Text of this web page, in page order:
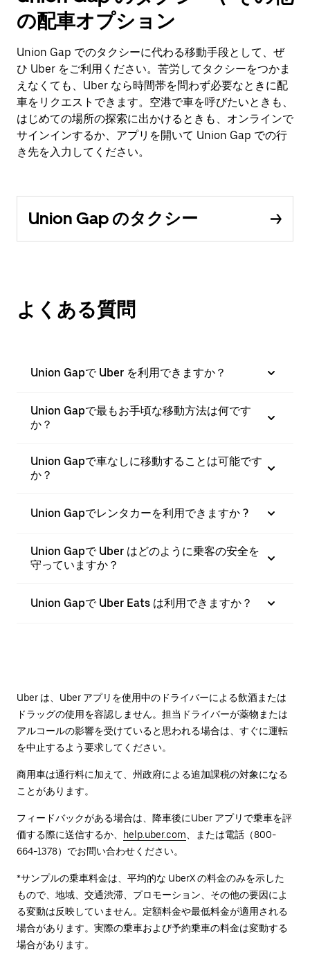
の配車オプション
Union Gap でのタクシーに代わる移動手段として、ぜ
ひ Uber をご利用ください。苦労してタクシーをつかま
えなくても、Uber なら時間帯を問わず必要なときに配
車をリクエストできます。空港で車を呼びたいときも、
はじめての場所の探索に出かけるときも、オンラインで
サインインするか、アプリを開いて Union Gap での行
き先を入力してください。
Union Gap のタクシー
よくある質問
Union Gapで Uber を利用できますか？
Union Gapで最もお手頃な移動方法は何です
か？
Union Gapで車なしに移動することは可能です
か？
Union Gapでレンタカーを利用できますか ?
Union Gapで Uber はどのように乗客の安全を
守っていますか？
Union Gapで Uber Eats は利用できますか？
Uber は、Uber アプリを使用中のドライバーによる飲酒または
ドラッグの使用を容認しません。担当ドライバーが薬物または
アルコールの影響を受けていると思われる場合は、すぐに運転
を中止するよう要求してください。
商用車は通行料に加えて、州政府による追加課税の対象になる
ことがあります。
フィードバックがある場合は、降車後に⁠Uber アプリで乗車を評
価する際に送信するか、
help.uber.com 、または電話（800-
664-1378）でお問い合わせください。
*サンプルの乗車料金は、平均的な UberX の料金のみを示した
もので、地域、交通渋滞、プロモーション、その他の要因によ
る変動は反映していません。定額料金や最低料金が適用される
場合があります。実際の乗車および予約乗車の料金は変動する
場合があります。